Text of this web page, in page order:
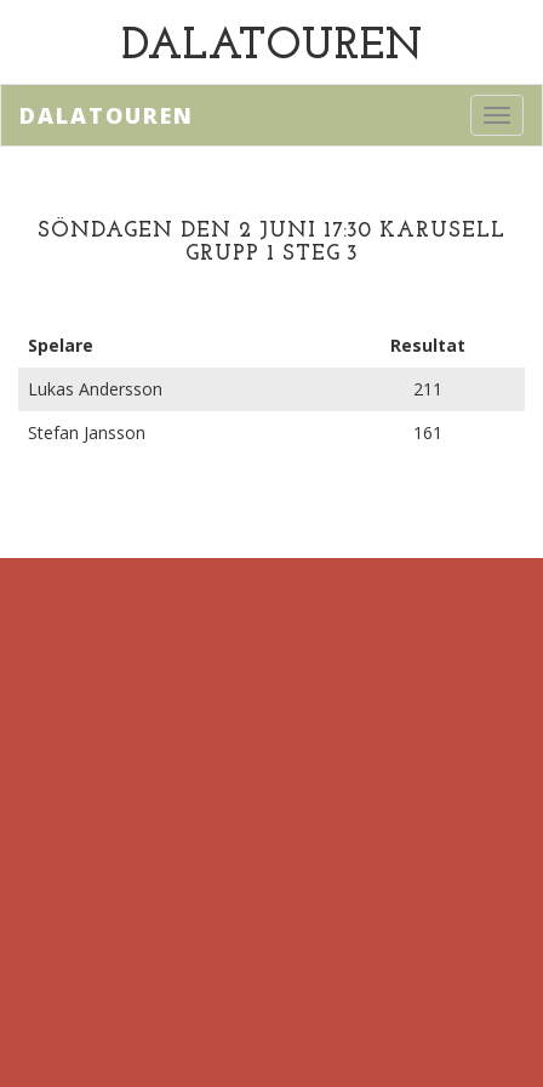
DALATOUREN
DALATOUREN
SÖNDAGEN DEN 2 JUNI 17:30 KARUSELL
GRUPP 1 STEG 3
Spelare
Resultat
Lukas Andersson
211
Stefan Jansson
161